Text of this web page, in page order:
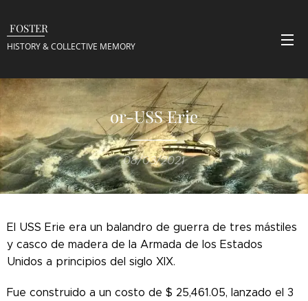
FOSTER
HISTORY & COLLECTIVE MEMORY
or-USS Erie
08/03/2021
El USS Erie era un balandro de guerra de tres mástiles
y casco de madera de la Armada de los Estados
Unidos a principios del siglo XIX.
Fue construido a un costo de $ 25,461.05, lanzado el 3